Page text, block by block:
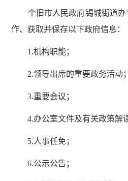
个旧市人民政府锡城街道办
作、获取并保存以下政府信息：
1.机构职能；
2.领导出席的重要政务活动；
3.重要会议；
4.办公室文件及有关政策解读
5.人事任免；
6.公示公告；